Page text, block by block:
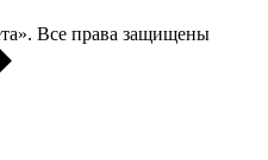
Все права защищены